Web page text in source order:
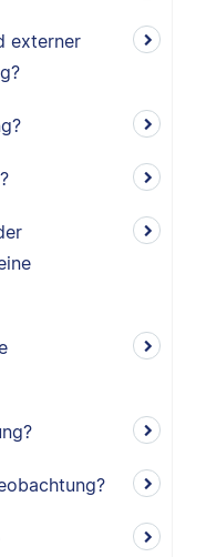
externer